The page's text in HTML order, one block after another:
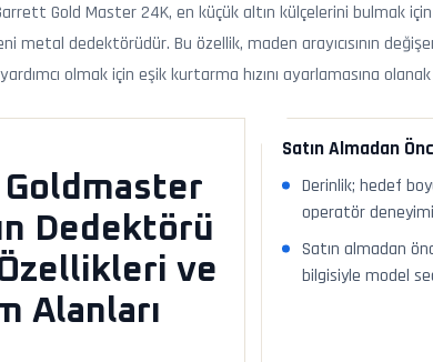
Gold Master 24K, en küçük altın külçelerini bulmak
metal dedektörüdür. Bu özellik, maden arayıcısının
olmak için eşik kurtarma hızını ayarlamasına olanak
Dedektörü
ve
Alanları
Satın Almadan
Derinlik; hedef
operatör
Satın almadan
bilgisiyle model